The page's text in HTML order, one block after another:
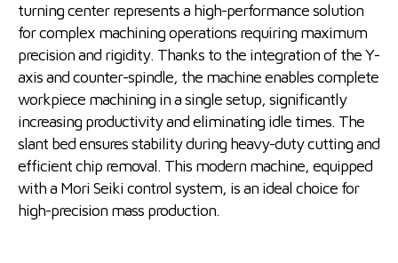
turning center represents a high-performance solution
for complex machining operations requiring maximum
precision and rigidity. Thanks to the integration of the Y-
axis and counter-spindle, the machine enables complete
workpiece machining in a single setup, significantly
increasing productivity and eliminating idle times. The
slant bed ensures stability during heavy-duty cutting and
efficient chip removal. This modern machine, equipped
with a Mori Seiki control system, is an ideal choice for
high-precision mass production.